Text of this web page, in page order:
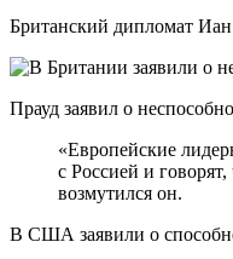
Британский дипломат
Прауд заявил о
«Европейские
с Россией и
возмутился он.
В США заявили о